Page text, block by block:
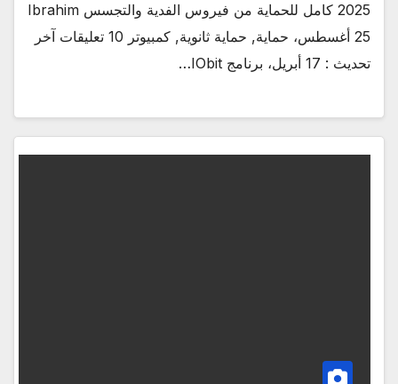
2025 كامل للحماية من فيروس الفدية والتجسس Ibrahim
25 أغسطس، حماية, حماية ثانوية, كمبيوتر 10 تعليقات آخر
تحديث : 17 أبريل، برنامج IObit…